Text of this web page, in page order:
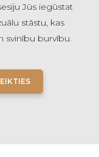
Jūs iegūstat
stāstu, kas
svinību burvību.